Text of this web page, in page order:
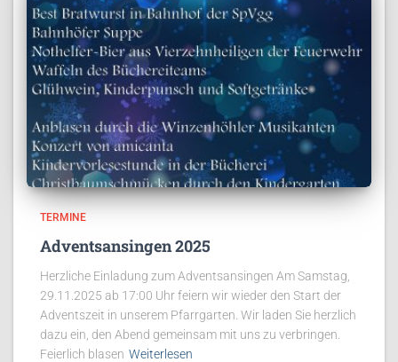
TERMINE
Adventsansingen 2025
Herzliche Einladung zum Adventsansingen Am Samstag,
29.11.2025 ab 17:00 Uhr feiern wir wieder den Start der
Adventszeit in unserem Pfarrgarten. Wir laden Sie herzlich
dazu ein, den Abend gemeinsam mit uns zu verbringen.
Feierlich blasen Weiterlesen